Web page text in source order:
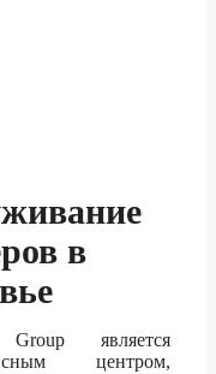
в
является
центром,